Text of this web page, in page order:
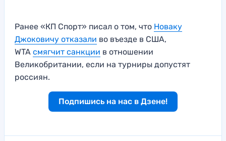
Ранее «КП Спорт» писал о том, что Новаку
Джоковичу отказали во въезде в США,
WTA смягчит санкции в отношении
Великобритании, если на турниры допустят
россиян.
Подпишись на нас в Дзене!